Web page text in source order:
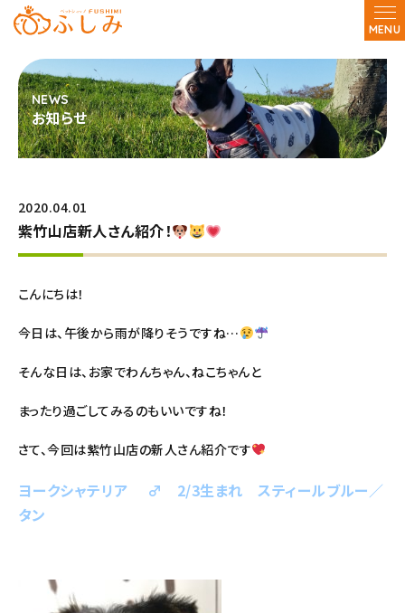
MENU
お知らせ
2020.04.01
紫竹山店新人さん紹介！
こんにちは！
今日は、午後から雨が降りそうですね…
そんな日は、お家でわんちゃん、ねこちゃんと
まったり過ごしてみるのもいいですね！
さて、今回は紫竹山店の新人さん紹介です
ヨークシャテリア ♂ 2/3生まれ スティールブルー／
タン